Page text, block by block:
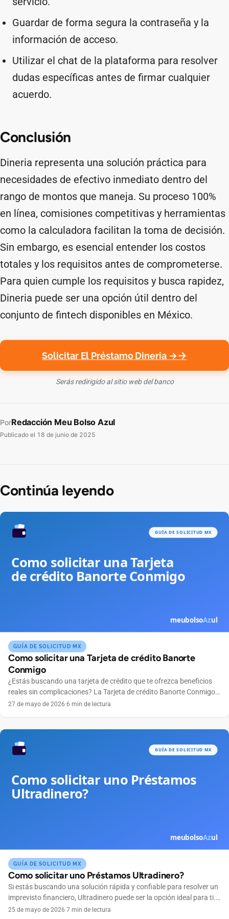
Guardar de forma segura la contraseña y la
información de acceso.
Utilizar el chat de la plataforma para resolver
dudas específicas antes de firmar cualquier
acuerdo.
Conclusión
Dineria representa una solución práctica para
necesidades de efectivo inmediato dentro del
rango de montos que maneja. Su proceso 100%
en línea, comisiones competitivas y herramientas
como la calculadora facilitan la toma de decisión.
Sin embargo, es esencial entender los costos
totales y los requisitos antes de comprometerse.
Para quien cumple los requisitos y busca rapidez,
Dineria puede ser una opción útil dentro del
conjunto de fintech disponibles en México.
Solicitar El Préstamo Dineria →
Serás redirigido al sitio web del banco
PorRedacción Meu Bolso Azul
Publicado el 18 de junio de 2025
Continúa leyendo
GUÍA DE SOLICITUD MX
Como solicitar una Tarjeta de crédito Banorte
Conmigo
¿Estás buscando una tarjeta de crédito que te ofrezca beneficios
reales sin complicaciones? La Tarjeta de crédito Banorte Conmigo
se ha convertido en una excelente opción para quienes buscan
27 de mayo de 2026·6 min de lectura
GUÍA DE SOLICITUD MX
Como solicitar uno Préstamos Ultradinero?
Si estás buscando una solución rápida y confiable para resolver un
imprevisto financiero, Ultradinero puede ser la opción ideal para ti.
Esta plataforma de préstamos en línea se destaca por su proceso
25 de mayo de 2026·7 min de lectura